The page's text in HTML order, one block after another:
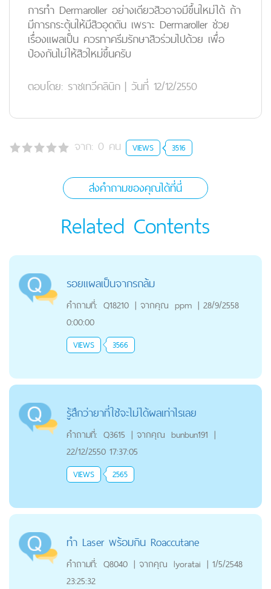
การทำ Dermaroller อย่างเดียวสิวอาจมีขึ้นใหม่ได้ ถ้า
มีการกระตุ้นให้มีสิวอุดตัน เพราะ Dermaroller ช่วย
เรื่องแผลเป็น ควรทาครีมรักษาสิวร่วมไปด้วย เพื่อ
ป้องกันไม่ให้สิวใหม่ขึ้นครับ
ตอบโดย: ราชเทวีคลินิก | วันที่ 12/12/2550
จาก: 0 คน VIEWS 3516
ส่งคำถามของคุณได้ที่นี่
Related Contents
รอยแผลเป็นจากรถล้ม
คำถามที่: Q18210 | จากคุณ ppm | 28/9/2558
0:00:00
VIEWS 3566
รู้สึกว่ายาที่ใช้จะไม่ได้ผลเท่าไรเลย
คำถามที่: Q3615 | จากคุณ bunbun191 |
22/12/2550 17:37:05
VIEWS 2565
ทำ Laser พร้อมกิน Roaccutane
คำถามที่: Q8040 | จากคุณ lyoratai | 1/5/2548
23:25:32